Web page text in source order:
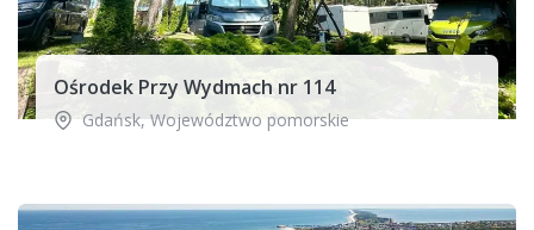
Ośrodek Przy Wydmach nr 114
Gdańsk,Województwo pomorskie